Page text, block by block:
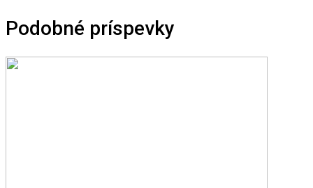
Podobné príspevky